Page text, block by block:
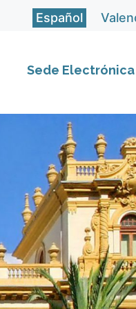
Español
Sede Electrónica